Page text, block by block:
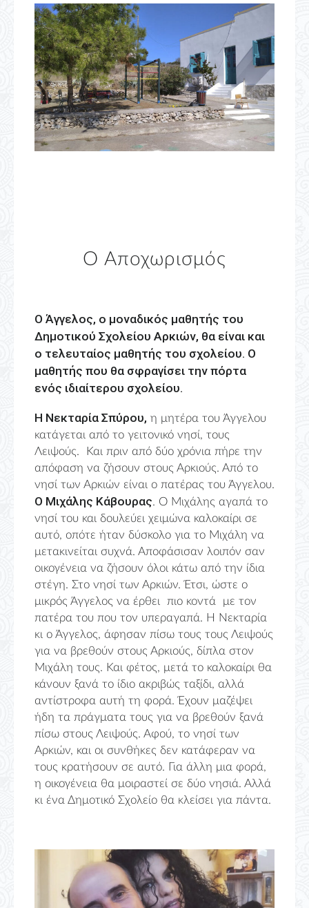
Ο Αποχωρισμός
Ο Άγγελος, ο μοναδικός μαθητής του
Δημοτικού Σχολείου Αρκιών, θα είναι και
ο τελευταίος μαθητής του σχολείου. Ο
μαθητής που θα σφραγίσει την πόρτα
ενός ιδιαίτερου σχολείου.
Η Νεκταρία Σπύρου, η μητέρα του Άγγελου
κατάγεται από το γειτονικό νησί, τους
Λειψούς. Και πριν από δύο χρόνια πήρε την
απόφαση να ζήσουν στους Αρκιούς. Από το
νησί των Αρκιών είναι ο πατέρας του Άγγελου.
Ο Μιχάλης Κάβουρας. Ο Μιχάλης αγαπά το
νησί του και δουλεύει χειμώνα καλοκαίρι σε
αυτό, οπότε ήταν δύσκολο για το Μιχάλη να
μετακινείται συχνά. Αποφάσισαν λοιπόν σαν
οικογένεια να ζήσουν όλοι κάτω από την ίδια
στέγη. Στο νησί των Αρκιών. Έτσι, ώστε ο
μικρός Άγγελος να έρθει πιο κοντά με τον
πατέρα του που τον υπεραγαπά. Η Νεκταρία
κι ο Άγγελος, άφησαν πίσω τους τους Λειψούς
για να βρεθούν στους Αρκιούς, δίπλα στον
Μιχάλη τους. Και φέτος, μετά το καλοκαίρι θα
κάνουν ξανά το ίδιο ακριβώς ταξίδι, αλλά
αντίστροφα αυτή τη φορά. Έχουν μαζέψει
ήδη τα πράγματα τους για να βρεθούν ξανά
πίσω στους Λειψούς. Αφού, το νησί των
Αρκιών, και οι συνθήκες δεν κατάφεραν να
τους κρατήσουν σε αυτό. Για άλλη μια φορά,
η οικογένεια θα μοιραστεί σε δύο νησιά. Αλλά
κι ένα Δημοτικό Σχολείο θα κλείσει για πάντα.